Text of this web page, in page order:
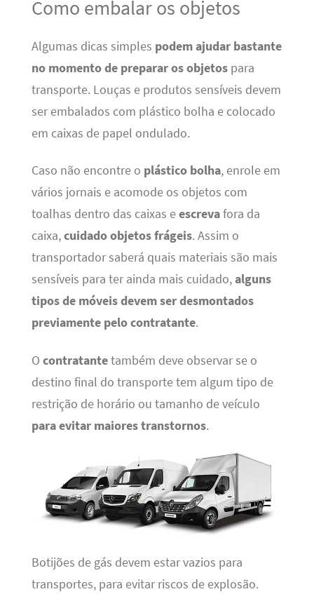
Como embalar os objetos
Algumas dicas simples podem ajudar bastante
no momento de preparar os objetospara
transporte. Louças e produtos sensíveis devem
ser embalados com plástico bolha e colocado
em caixas de papel ondulado.
Caso não encontre o plástico bolha, enrole em
vários jornais e acomode os objetos com
toalhas dentro das caixas eescrevafora da
caixa,cuidado objetos frágeis. Assim o
transportador saberá quais materiais são mais
sensíveis para ter ainda mais cuidado,alguns
tipos de móveis devem ser desmontados
previamente pelo contratante.
O contratantetambém deve observar se o
destino final do transporte tem algum tipo de
restrição de horário ou tamanho de veículo
para evitar maiores transtornos.
Botijões de gás devem estar vazios para
transportes, para evitar riscos de explosão.